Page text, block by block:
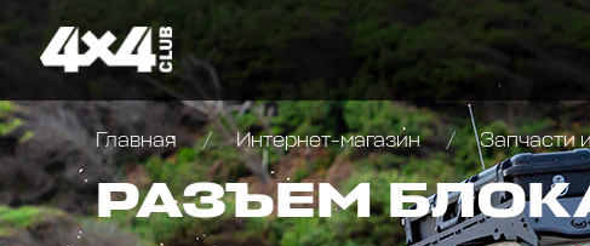
Главная Интернет-магазин Запчасти
РАЗЪЕМ